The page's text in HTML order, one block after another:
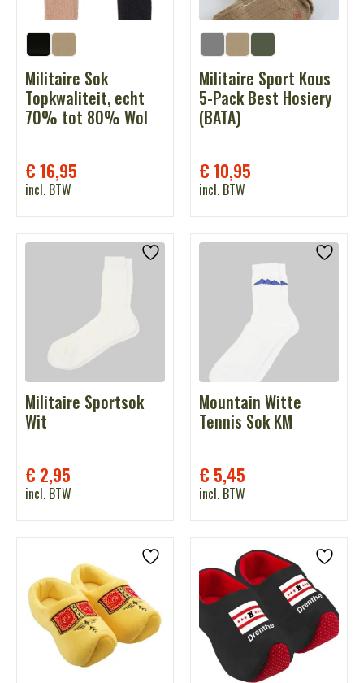
Militaire Sok
Topkwaliteit, echt
70% tot 80% Wol
€16,95
incl. BTW
Militaire Sport Kous
5-Pack Best Hosiery
(BATA)
€10,95
incl. BTW
Militaire Sportsok
Wit
€ 2,95
incl. BTW
Mountain Witte
Tennis Sok KM
€ 5,45
incl. BTW